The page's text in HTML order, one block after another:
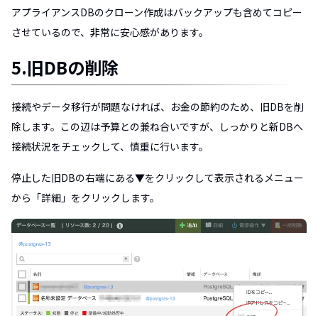
アプライアンスDBのクローン作成はバックアップも含めてコピー
させているので、非常に安心感があります。
5.旧DBの削除
接続やデータ移行が問題なければ、お金の節約のため、旧DBを削
除します。この辺は予算との兼ね合いですが、しっかりと新DBへ
接続状況をチェックして、慎重に行います。
停止した旧DBの右端にある▼をクリックして表示されるメニュー
から「詳細」をクリックします。